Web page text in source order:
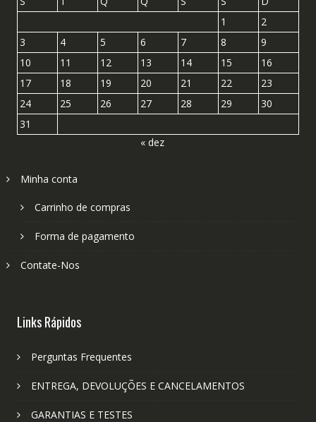
1
2
3
4 5 6 7 8
9
10
11 12 13 14 15
16
17
18 19 20 21 22
23
24
25 26 27 28 29
30
31
« dez
Minha conta
Carrinho de compras
Forma de pagamento
Contate-Nos
Links Rápidos
Perguntas Frequentes
ENTREGA, DEVOLUÇÕES E CANCELAMENTOS
GARANTIAS E TESTES